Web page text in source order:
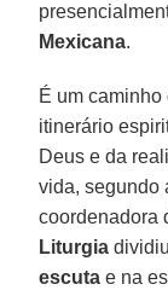
Mexicana.
É um
itinerário
Deus e da
vida, segundo
coordenadora
Liturgia
escuta e na